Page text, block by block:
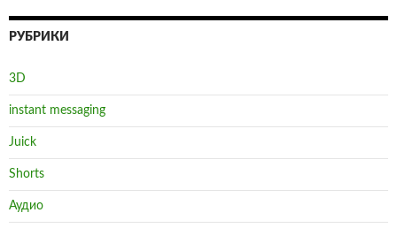
РУБРИКИ
3D
instant messaging
Juick
Shorts
Аудио